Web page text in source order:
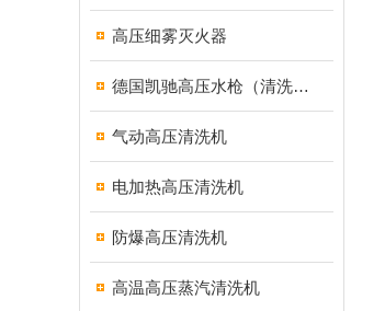
高压细雾灭火器
德国凯驰高压水枪（清洗机）
气动高压清洗机
电加热高压清洗机
防爆高压清洗机
高温高压蒸汽清洗机